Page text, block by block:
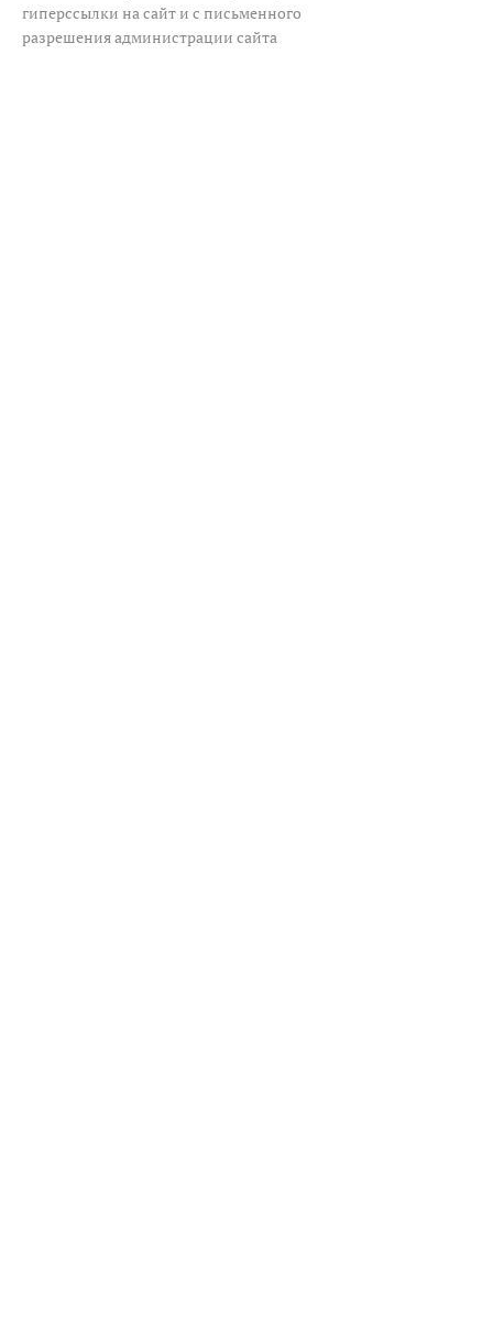
гиперссылки на сайт и с письменного
разрешения администрации сайта